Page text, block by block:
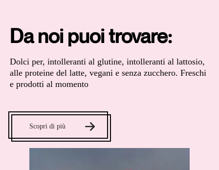
Da noi puoi trovare:
Dolci per, intolleranti al glutine, intolleranti al lattosio,
alle proteine del latte, vegani e senza zucchero. Freschi
e prodotti al momento
Scopri di più